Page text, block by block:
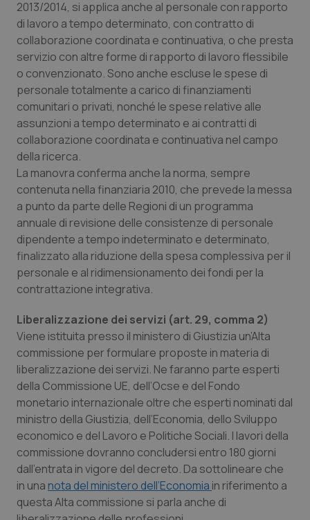
2013/2014, si applica anche al personale con rapporto
di lavoro a tempo determinato, con contratto di
collaborazione coordinata e continuativa, o che presta
servizio con altre forme di rapporto di lavoro flessibile
o convenzionato. Sono anche escluse le spese di
personale totalmente a carico di finanziamenti
comunitari o privati, nonché le spese relative alle
assunzioni a tempo determinato e ai contratti di
collaborazione coordinata e continuativa nel campo
della ricerca.
La manovra conferma anche la norma, sempre
contenuta nella finanziaria 2010, che prevede la messa
a punto da parte delle Regioni di un programma
annuale di revisione delle consistenze di personale
dipendente a tempo indeterminato e determinato,
finalizzato alla riduzione della spesa complessiva per il
personale e al ridimensionamento dei fondi per la
contrattazione integrativa.
Liberalizzazione dei servizi (art. 29, comma 2)
Viene istituita presso il ministero di Giustizia un’Alta
commissione per formulare proposte in materia di
liberalizzazione dei servizi. Ne faranno parte esperti
della Commissione UE, dell’Ocse e del Fondo
monetario internazionale oltre che esperti nominati dal
ministro della Giustizia, dell’Economia, dello Sviluppo
economico e del Lavoro e Politiche Sociali. I lavori della
commissione dovranno concludersi entro 180 giorni
dall’entrata in vigore del decreto. Da sottolineare che
in unanota del ministero dell’Economia in riferimento a
questa Alta commissione si parla anche di
incap_ses_537_2921979 .certid.it
__cf_bm
Cloudflare Inc.
.hubspot.com
next-token www.quotidianosanitaclub.it Sessione
Cloudflare Inc.
.hs-scripts.com
_tteus www.quotidianosanitaclub.it
Sessione
__cf_bm
Cloudflare Inc.
29 minuti